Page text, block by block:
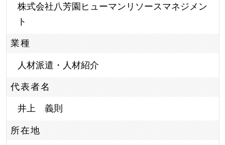
株式会社八芳園ヒューマンリソースマネジメン
ト
業種
人材派遣・人材紹介
代表者名
井上 義則
所在地